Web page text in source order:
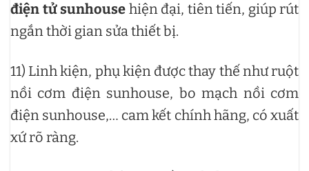
điện tử sunhouse hiện đại, tiên tiến, giúp rút
ngắn thời gian sửa thiết bị.
11) Linh kiện, phụ kiện được thay thế như ruột
nồi cơm điện sunhouse, bo mạch nồi cơm
điện sunhouse,… cam kết chính hãng, có xuất
xứ rõ ràng.